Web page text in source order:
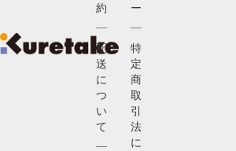
約
配
送
に
つ
い
て
ー
特
定
商
取
引
法
に